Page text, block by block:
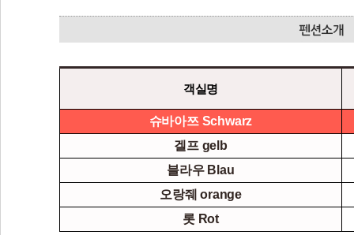
객실명
슈바아쯔 Schwarz
겔프 gelb
블라우 Blau
오랑줴 orange
롯 Rot